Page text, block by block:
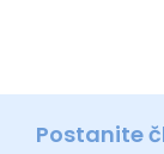
Postanite